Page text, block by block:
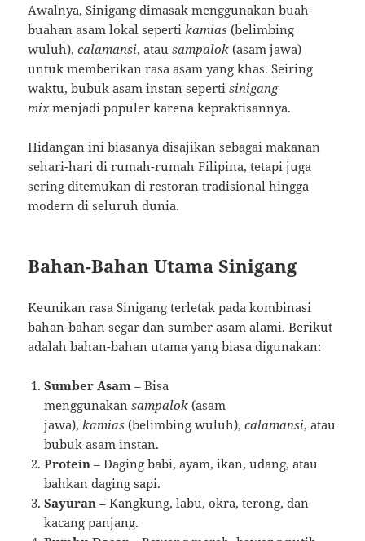
Awalnya, Sinigang dimasak menggunakan buah-
buahan asam lokal seperti kamias (belimbing
wuluh),calamansi, atausampalok (asam jawa)
untuk memberikan rasa asam yang khas. Seiring
waktu, bubuk asam instan sepertisinigang
mixmenjadi populer karena kepraktisannya.
Hidangan ini biasanya disajikan sebagai makanan
sehari-hari di rumah-rumah Filipina, tetapi juga
sering ditemukan di restoran tradisional hingga
modern di seluruh dunia.
Bahan-Bahan Utama Sinigang
Keunikan rasa Sinigang terletak pada kombinasi
bahan-bahan segar dan sumber asam alami. Berikut
adalah bahan-bahan utama yang biasa digunakan:
Sumber Asam – Bisa
menggunakansampalok (asam
jawa), kamias (belimbing wuluh),calamansi, atau
bubuk asam instan.
Protein – Daging babi, ayam, ikan, udang, atau
bahkan daging sapi.
Sayuran – Kangkung, labu, okra, terong, dan
kacang panjang.